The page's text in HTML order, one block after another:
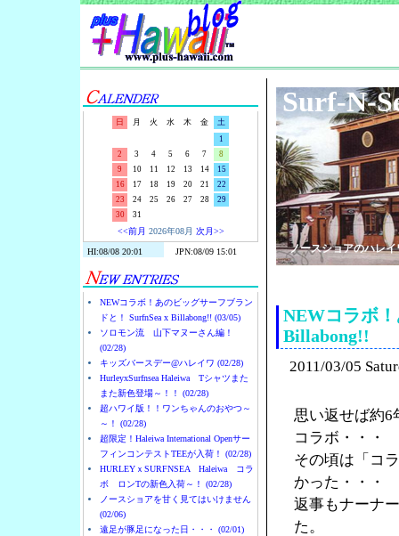
日 月 火 水 木 金
土
1
2
3 4 5 6 7
8
9
10 11 12 13 14
15
16
17 18 19 20 21
22
23
24 25 26 27 28
29
30
31
<<前月 2026年08月 次月>>
NEWコラボ！あのビッグサーフブラン
ドと！ SurfnSea x Billabong!! (03/05)
ソロモン流 山下マヌーさん編！
(02/28)
キッズバースデー@ハレイワ (02/28)
HurleyxSurfnsea Haleiwa Tシャツまた
また新色登場～！！ (02/28)
超ハワイ版！！ワンちゃんのおやつ～
～！ (02/28)
超限定！Haleiwa International Openサー
フィンコンテストTEEが入荷！ (02/28)
HURLEYｘSURFNSEA Haleiwa コラ
ボ ロンTの新色入荷～！ (02/28)
ノースショアを甘く見てはいけません
(02/06)
遠足が豚足になった日・・・ (02/01)
Surf-N-
ノースショアのハレ
NEWコラボ
Billabong!!
2011/03/05
思い返せば約6
コラボ・・・
その頃は「コ
かった・・・
返事もナーナ
た。